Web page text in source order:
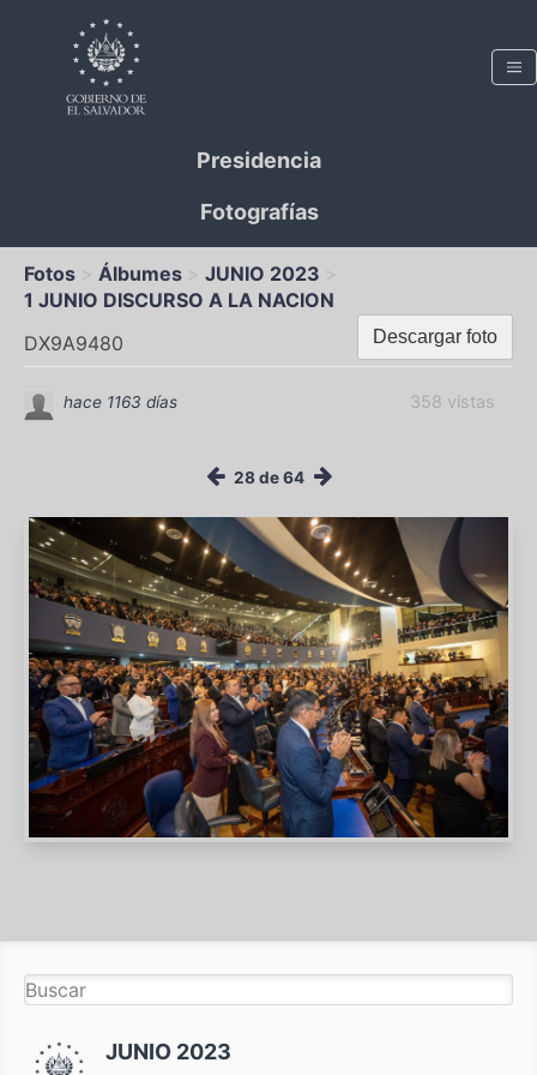
Presidencia
Fotografías
Fotos Álbumes
JUNIO 2023
1 JUNIO DISCURSO A LA NACION
Descargar foto
DX9A9480
358 vistas
hace 1163 días
28 de 64
JUNIO 2023